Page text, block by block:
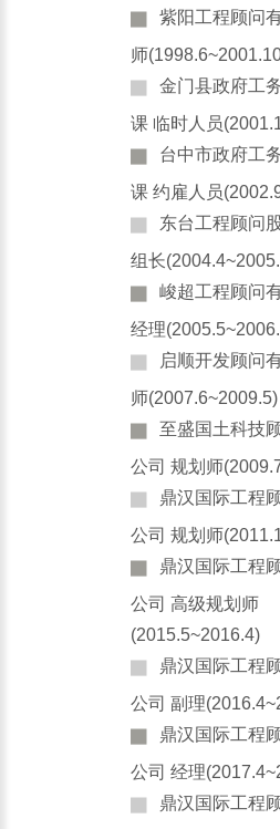
紫阳工程顾问
师
金门县政府工
课 临时人员
台中市政府工
课 约雇人员
东台工程顾问
组长
峻超工程顾问
经理
启顺开发顾问
师(2007.6~2009.5)
至盛国土科技
公司 规划师
鼎汉国际工程
公司 规划师
鼎汉国际工程
公司 高级规划师
(2015.5~2016.4)
鼎汉国际工程
公司 副理
鼎汉国际工程
公司 经理
鼎汉国际工程